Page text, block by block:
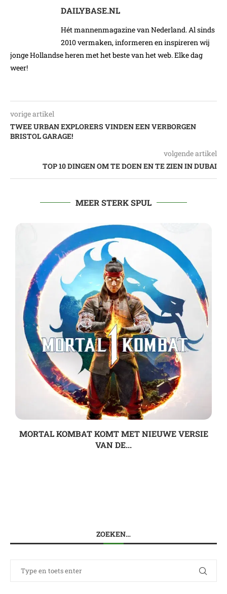
DAILYBASE.NL
Hét mannenmagazine van Nederland. Al sinds
2010 vermaken, informeren en inspireren wij
jonge Hollandse heren met het beste van het web. Elke dag
weer!
vorige artikel
TWEE URBAN EXPLORERS VINDEN EEN VERBORGEN
BRISTOL GARAGE!
volgende artikel
TOP 10 DINGEN OM TE DOEN EN TE ZIEN IN DUBAI
MEER STERK SPUL
MORTAL KOMBAT KOMT MET NIEUWE VERSIE
VAN DE...
ZOEKEN…